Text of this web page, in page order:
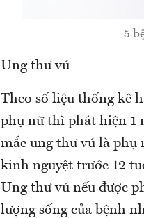
5
Ung thư vú
Theo số liệu thống kê
phụ nữ thì phát hiện 1
mắc ung thư vú là phụ
kinh nguyệt trước 12
Ung thư vú nếu được
lượng sống của bệnh